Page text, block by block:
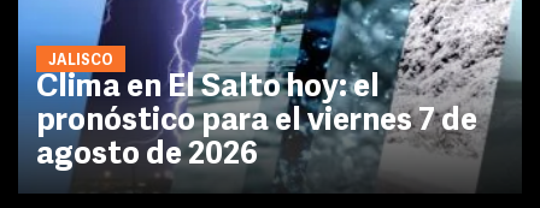
JALISCO
Clima en El Salto hoy: el
pronóstico para el viernes 7 de
agosto de 2026